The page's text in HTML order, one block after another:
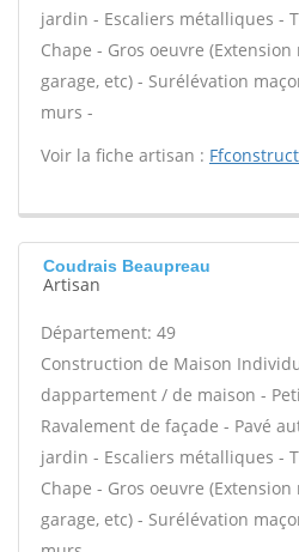
jardin - Escaliers métalliques -
Chape - Gros oeuvre
garage, etc) - Surélévation
murs -
Voir la fiche artisan :
Coudrais Beaupreau
Artisan
Département: 49
Construction de Maison
dappartement / de maison -
Ravalement de façade - Pavé
jardin - Escaliers métalliques -
Chape - Gros oeuvre
garage, etc) - Surélévation